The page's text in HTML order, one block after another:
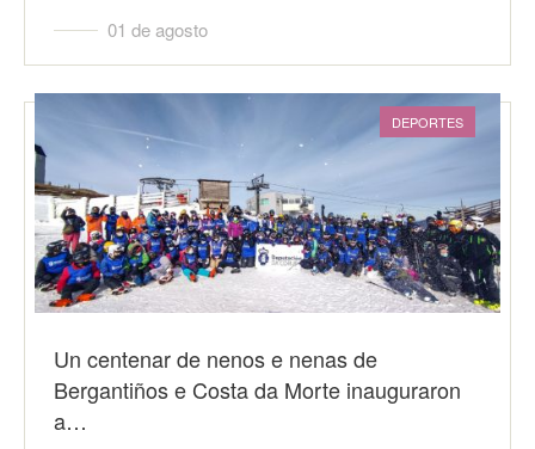
01 de agosto
DEPORTES
Un centenar de nenos e nenas de
Bergantiños e Costa da Morte inauguraron
a…